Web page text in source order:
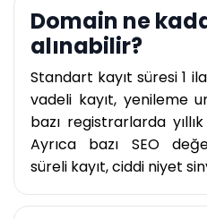
Domain ne
alınabilir?
Standart kayıt süresi 1 ila
vadeli kayıt, yenileme
bazı registrarlarda
Ayrıca bazı SEO
süreli kayıt, ciddi niyet